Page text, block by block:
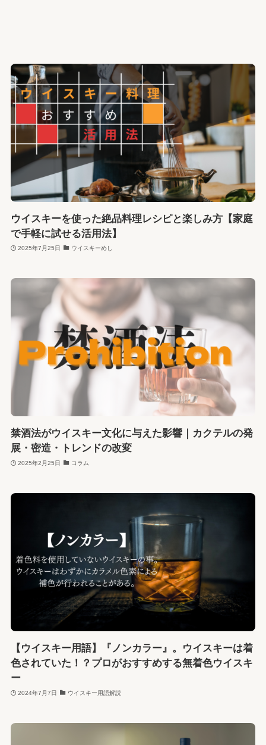
ウイスキーを使った絶品料理レシピと楽しみ方【家庭
で手軽に試せる活用法】
2025年7月25日 ウイスキーめし
禁酒法がウイスキー文化に与えた影響｜カクテルの発
展・密造・トレンドの改変
2025年2月25日 コラム
【ウイスキー用語】『ノンカラー』。ウイスキーは着
色されていた！？プロがおすすめする無着色ウイスキ
ー
2024年7月7日 ウイスキー用語解説